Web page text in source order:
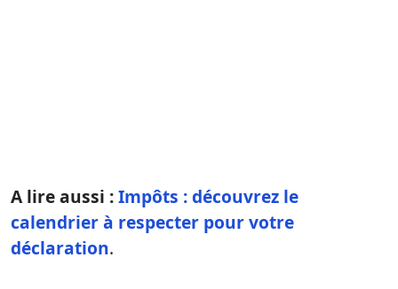
A lire aussi :Impôts : découvrez le
calendrier à respecter pour votre
déclaration.